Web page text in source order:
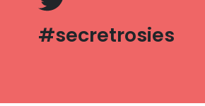
#secretrosies